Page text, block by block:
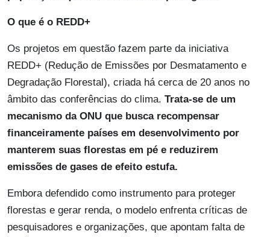
O que é o REDD+
Os projetos em questão fazem parte da iniciativa
REDD+ (Redução de Emissões por Desmatamento e
Degradação Florestal), criada há cerca de 20 anos no
âmbito das conferências do clima. Trata-se de um
mecanismo da ONU que busca recompensar
financeiramente países em desenvolvimento por
manterem suas florestas em pé e reduzirem
emissões de gases de efeito estufa.
Embora defendido como instrumento para proteger
florestas e gerar renda, o modelo enfrenta críticas de
pesquisadores e organizações, que apontam falta de